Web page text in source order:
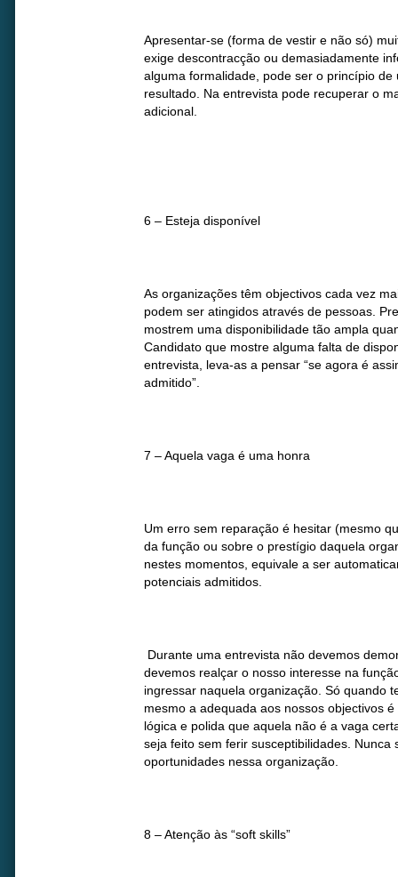
Apresentar-se (forma de vestir e não só)
exige descontracção ou demasiadamente
alguma formalidade, pode ser o princípio
resultado. Na entrevista pode recuperar o
adicional.
6 – Esteja disponível
As organizações têm objectivos cada vez
podem ser atingidos através de pessoas.
mostrem uma disponibilidade tão ampla
Candidato que mostre alguma falta de
entrevista, leva-as a pensar “se agora é
admitido”.
7 – Aquela vaga é uma honra
Um erro sem reparação é hesitar (mesmo
da função ou sobre o prestígio daquela
nestes momentos, equivale a ser
potenciais admitidos.
Durante uma entrevista não devemos
devemos realçar o nosso interesse na
ingressar naquela organização. Só quando
mesmo a adequada aos nossos objectivos
lógica e polida que aquela não é a vaga
seja feito sem ferir susceptibilidades. Nunca
oportunidades nessa organização.
8 – Atenção às “soft skills”